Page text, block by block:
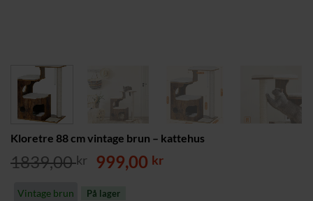
Kloretre 88 cm vintage brun – kattehus
1839,00kr Opprinnelig
var:
999,00 krNåværende
Vintage brun På lager